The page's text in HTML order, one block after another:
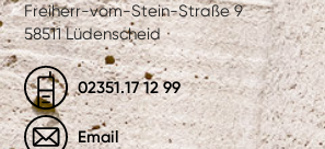
Freiherr-vom-Stein-Straße 9
58511 Lüdenscheid
02351.17 12 99
Email